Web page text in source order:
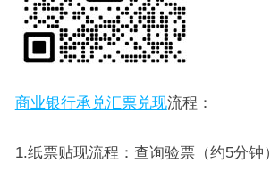
商业银行承兑汇票兑现流程：
1.纸票贴现流程：查询验票（约5分